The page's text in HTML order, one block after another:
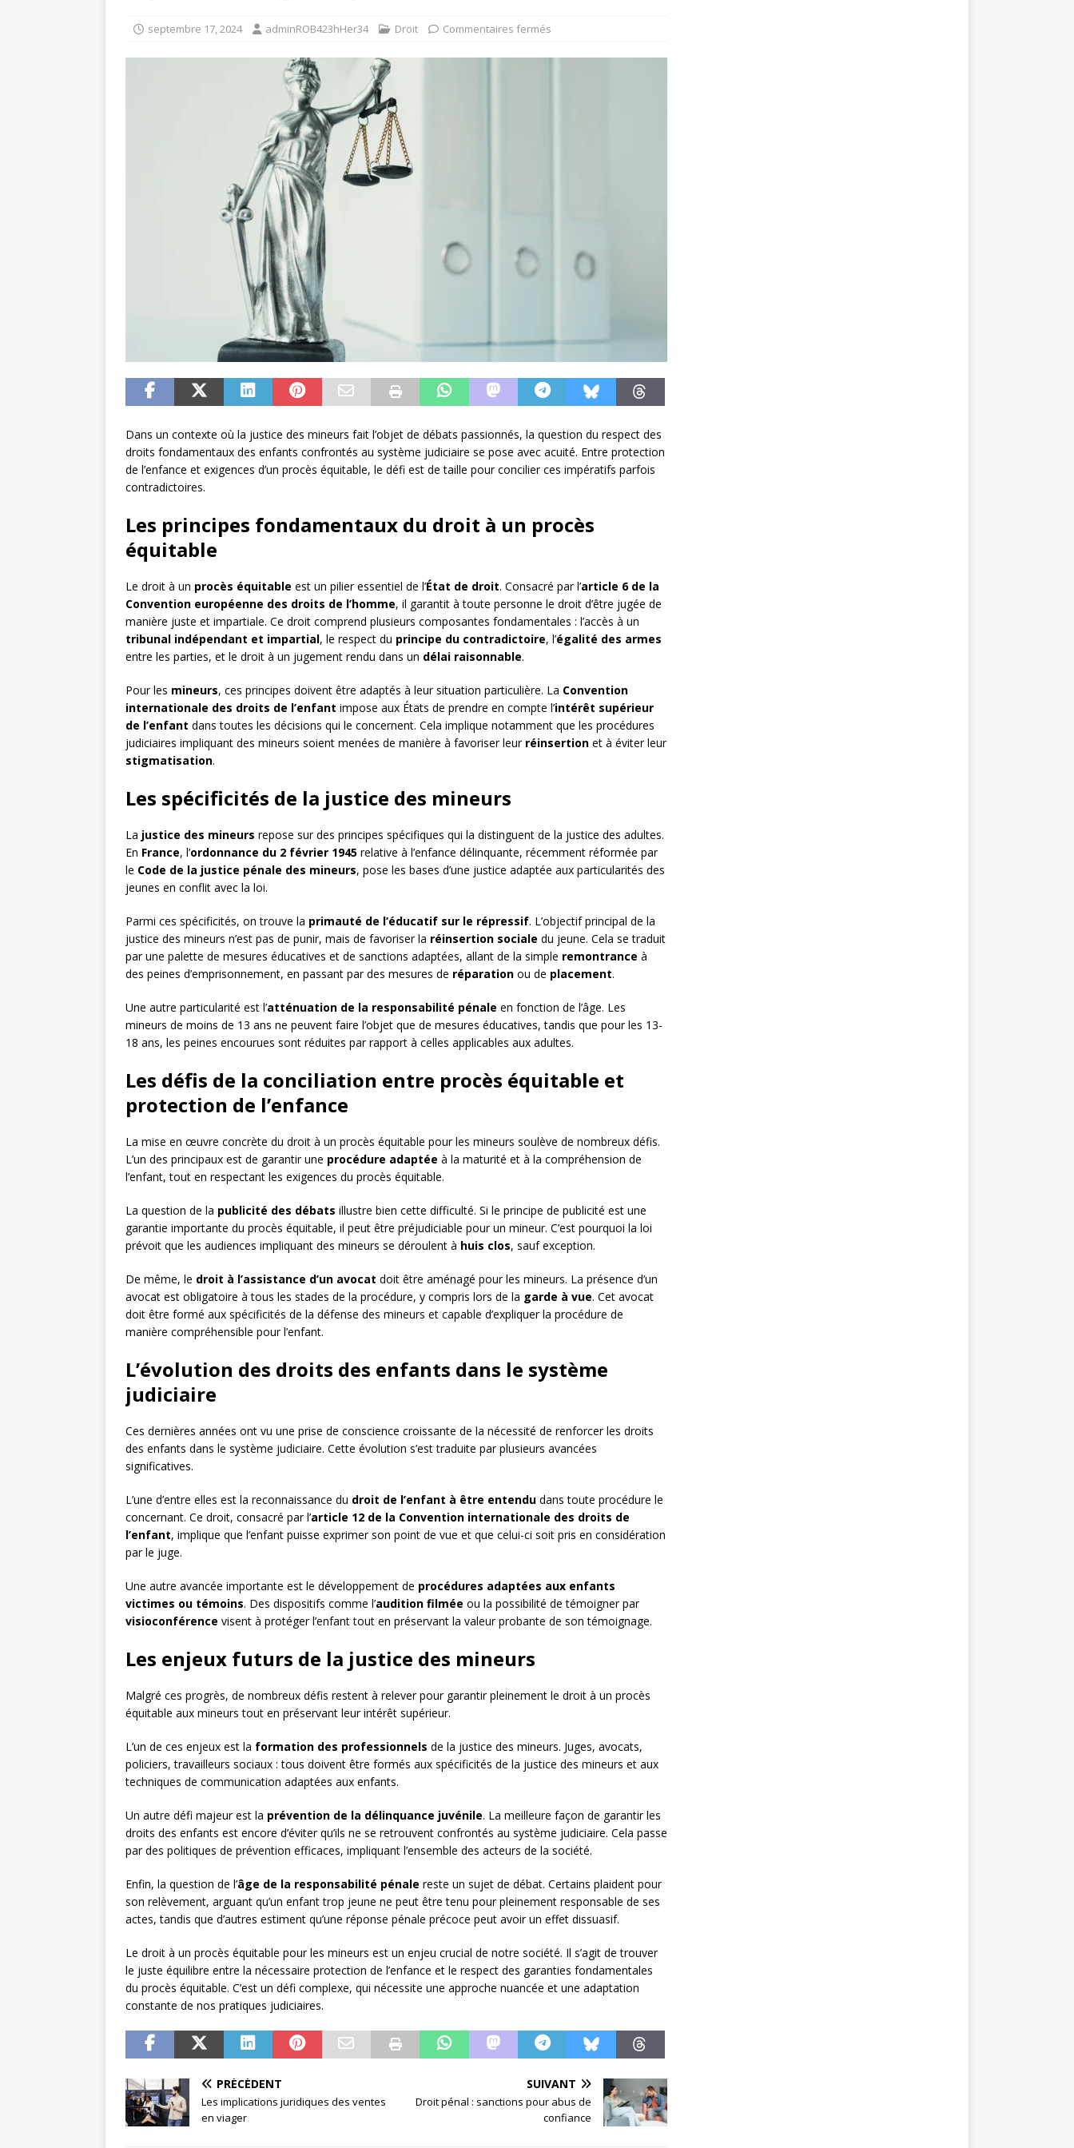
septembre 17, 2024 adminROB423hHer34 Droit Commentaires fermés
Dans un contexte où la justice des mineurs fait l’objet de débats passionnés, la question du respect des
droits fondamentaux des enfants confrontés au système judiciaire se pose avec acuité. Entre protection
de l’enfance et exigences d’un procès équitable, le défi est de taille pour concilier ces impératifs parfois
contradictoires.
Les principes fondamentaux du droit à un procès
équitable
Le droit à un procès équitable est un pilier essentiel de l’État de droit. Consacré par l’article 6 de la
Convention européenne des droits de l’homme, il garantit à toute personne le droit d’être jugée de
manière juste et impartiale. Ce droit comprend plusieurs composantes fondamentales : l’accès à un
tribunal indépendant et impartial, le respect du principe du contradictoire, l’égalité des armes
entre les parties, et le droit à un jugement rendu dans un délai raisonnable.
Pour les mineurs, ces principes doivent être adaptés à leur situation particulière. La Convention
internationale des droits de l’enfant impose aux États de prendre en compte l’intérêt supérieur
de l’enfant dans toutes les décisions qui le concernent. Cela implique notamment que les procédures
judiciaires impliquant des mineurs soient menées de manière à favoriser leur réinsertion et à éviter leur
stigmatisation.
Les spécificités de la justice des mineurs
La justice des mineurs repose sur des principes spécifiques qui la distinguent de la justice des adultes.
En France, l’ordonnance du 2 février 1945 relative à l’enfance délinquante, récemment réformée par
le Code de la justice pénale des mineurs, pose les bases d’une justice adaptée aux particularités des
jeunes en conflit avec la loi.
Parmi ces spécificités, on trouve la primauté de l’éducatif sur le répressif. L’objectif principal de la
justice des mineurs n’est pas de punir, mais de favoriser la réinsertion sociale du jeune. Cela se traduit
par une palette de mesures éducatives et de sanctions adaptées, allant de la simple remontrance à
des peines d’emprisonnement, en passant par des mesures de réparation ou de placement.
Une autre particularité est l’atténuation de la responsabilité pénale en fonction de l’âge. Les
mineurs de moins de 13 ans ne peuvent faire l’objet que de mesures éducatives, tandis que pour les 13-
18 ans, les peines encourues sont réduites par rapport à celles applicables aux adultes.
Les défis de la conciliation entre procès équitable et
protection de l’enfance
La mise en œuvre concrète du droit à un procès équitable pour les mineurs soulève de nombreux défis.
L’un des principaux est de garantir une procédure adaptée à la maturité et à la compréhension de
l’enfant, tout en respectant les exigences du procès équitable.
La question de la publicité des débats illustre bien cette difficulté. Si le principe de publicité est une
garantie importante du procès équitable, il peut être préjudiciable pour un mineur. C’est pourquoi la loi
prévoit que les audiences impliquant des mineurs se déroulent à huis clos, sauf exception.
De même, le droit à l’assistance d’un avocat doit être aménagé pour les mineurs. La présence d’un
avocat est obligatoire à tous les stades de la procédure, y compris lors de la garde à vue. Cet avocat
doit être formé aux spécificités de la défense des mineurs et capable d’expliquer la procédure de
manière compréhensible pour l’enfant.
L’évolution des droits des enfants dans le système
judiciaire
Ces dernières années ont vu une prise de conscience croissante de la nécessité de renforcer les droits
des enfants dans le système judiciaire. Cette évolution s’est traduite par plusieurs avancées
significatives.
L’une d’entre elles est la reconnaissance du droit de l’enfant à être entendu dans toute procédure le
concernant. Ce droit, consacré par l’article 12 de la Convention internationale des droits de
l’enfant, implique que l’enfant puisse exprimer son point de vue et que celui-ci soit pris en considération
par le juge.
Une autre avancée importante est le développement de procédures adaptées aux enfants
victimes ou témoins. Des dispositifs comme l’audition filmée ou la possibilité de témoigner par
visioconférence visent à protéger l’enfant tout en préservant la valeur probante de son témoignage.
Les enjeux futurs de la justice des mineurs
Malgré ces progrès, de nombreux défis restent à relever pour garantir pleinement le droit à un procès
équitable aux mineurs tout en préservant leur intérêt supérieur.
L’un de ces enjeux est la formation des professionnels de la justice des mineurs. Juges, avocats,
policiers, travailleurs sociaux : tous doivent être formés aux spécificités de la justice des mineurs et aux
techniques de communication adaptées aux enfants.
Un autre défi majeur est la prévention de la délinquance juvénile. La meilleure façon de garantir les
droits des enfants est encore d’éviter qu’ils ne se retrouvent confrontés au système judiciaire. Cela passe
par des politiques de prévention efficaces, impliquant l’ensemble des acteurs de la société.
Enfin, la question de l’âge de la responsabilité pénale reste un sujet de débat. Certains plaident pour
son relèvement, arguant qu’un enfant trop jeune ne peut être tenu pour pleinement responsable de ses
actes, tandis que d’autres estiment qu’une réponse pénale précoce peut avoir un effet dissuasif.
Le droit à un procès équitable pour les mineurs est un enjeu crucial de notre société. Il s’agit de trouver
le juste équilibre entre la nécessaire protection de l’enfance et le respect des garanties fondamentales
du procès équitable. C’est un défi complexe, qui nécessite une approche nuancée et une adaptation
constante de nos pratiques judiciaires.
PRÉCÉDENT
Les implications juridiques des ventes
en viager
SUIVANT
Droit pénal : sanctions pour abus de
confiance